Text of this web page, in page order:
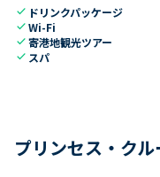
check ドリンクパッケージ
checkWi-Fi
check寄港地観光ツアー
check スパ
プリンセス・ク